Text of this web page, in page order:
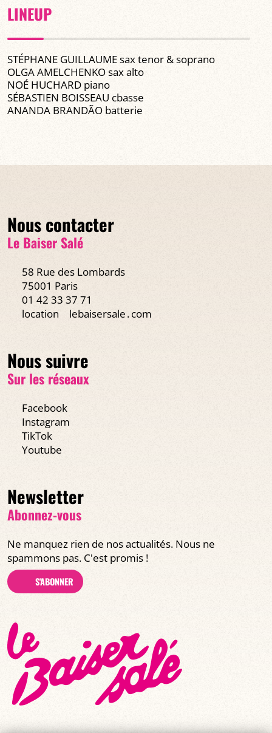
LINEUP
STÉPHANE GUILLAUME sax tenor & soprano
OLGA AMELCHENKO sax alto
NOÉ HUCHARD piano
SÉBASTIEN BOISSEAU cbasse
ANANDA BRANDÃO batterie
Nous contacter
Le Baiser Salé
58 Rue des Lombards
75001 Paris
01 42 33 37 71
location
lebaisersale․com
Nous suivre
Sur les réseaux
Facebook
Instagram
TikTok
Youtube
Newsletter
Abonnez-vous
Ne manquez rien de nos actualités. Nous ne
spammons pas. C'est promis !
S'ABONNER